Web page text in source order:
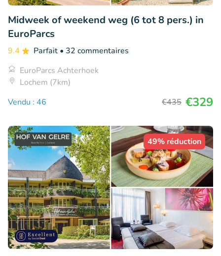
Midweek of weekend weg (6 tot 8 pers.) in
EuroParcs
9.4 Parfait • 32 commentaires
EuroParcs Achterhoek
Lochem (7km)
Vendu : 46
€435 €329
49% réduction